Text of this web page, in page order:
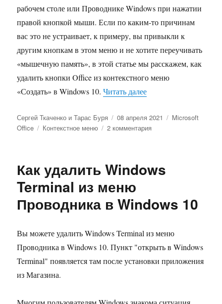
рабочем столе или Проводнике Windows при нажатии
правой кнопкой мыши. Если по каким-то причинам
вас это не устраивает, к примеру, вы привыкли к
другим кнопкам в этом меню и не хотите переучивать
«мышечную память», в этой статье мы расскажем, как
удалить кнопки Office из контекстного меню
«Создать» в Windows 10.Читать далее«Как удалить Office
Автор
Сергей Ткаченко и Тарас Буря Опубликовано
08 апреля 2021 Рубрики
Microsoft
Office
Метки
Контекстное меню 2 комментария
Office
меню
Создать
10
Как удалить Windows
Terminal из меню
Проводника в Windows 10
Вы можете удалить Windows Terminal из меню
Проводника в Windows 10. Пункт "открыть в Windows
Terminal" появляется там после установки приложения
из Магазина.